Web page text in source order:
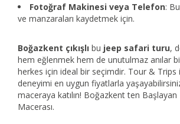
Fotoğraf Makinesi veya Telefon:
ve manzaraları kaydetmek için.
Boğazkent çıkışlı bu jeep safari turu,
hem eğlenmek hem de unutulmaz anılar
herkes için ideal bir seçimdir. Tour & Trips
deneyimi en uygun fiyatlarla
maceraya katılın! Boğazkent ten Başlayan
Macerası.